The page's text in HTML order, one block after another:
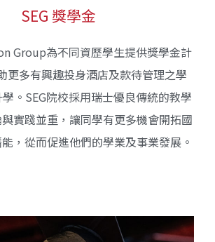
SEG 獎學金
Group為不同資歷學生提供獎學金計
更多有興趣投身酒店及款待管理之學
。SEG院校採用瑞士優良傳統的教學
實踐並重，讓同學有更多機會開拓國
，從而促進他們的學業及事業發展。